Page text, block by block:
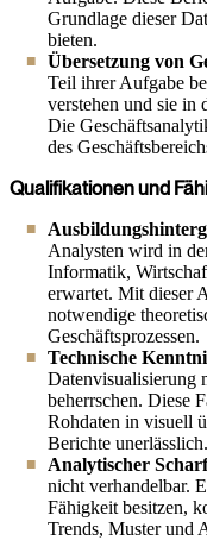
Grundlage dieser
bieten.
Übersetzung von
Teil ihrer Aufgabe
verstehen und sie in
Die
des
Qualifikationen und
Analysten wird in
Informatik,
erwartet. Mit dieser
notwendige
Geschäftsprozessen.
Technische
Datenvisualisierung
beherrschen. Diese
Rohdaten in visuell
Berichte unerlässlich.
Analytischer
nicht verhandelbar.
Fähigkeit besitzen,
Trends, Muster und